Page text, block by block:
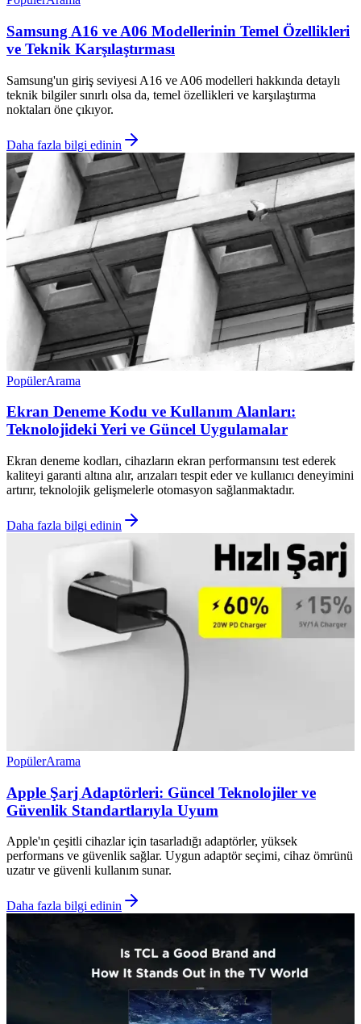
Samsung A16 ve A06 Modellerinin Temel Özellikleri
ve Teknik Karşılaştırması
Samsung'un giriş seviyesi A16 ve A06 modelleri hakkında detaylı
teknik bilgiler sınırlı olsa da, temel özellikleri ve karşılaştırma
noktaları öne çıkıyor.
Daha fazla bilgi edinin
PopülerArama
Ekran Deneme Kodu ve Kullanım Alanları:
Teknolojideki Yeri ve Güncel Uygulamalar
Ekran deneme kodları, cihazların ekran performansını test ederek
kaliteyi garanti altına alır, arızaları tespit eder ve kullanıcı deneyimini
artırır, teknolojik gelişmelerle otomasyon sağlanmaktadır.
Daha fazla bilgi edinin
PopülerArama
Apple Şarj Adaptörleri: Güncel Teknolojiler ve
Güvenlik Standartlarıyla Uyum
Apple'ın çeşitli cihazlar için tasarladığı adaptörler, yüksek
performans ve güvenlik sağlar. Uygun adaptör seçimi, cihaz ömrünü
uzatır ve güvenli kullanım sunar.
Daha fazla bilgi edinin